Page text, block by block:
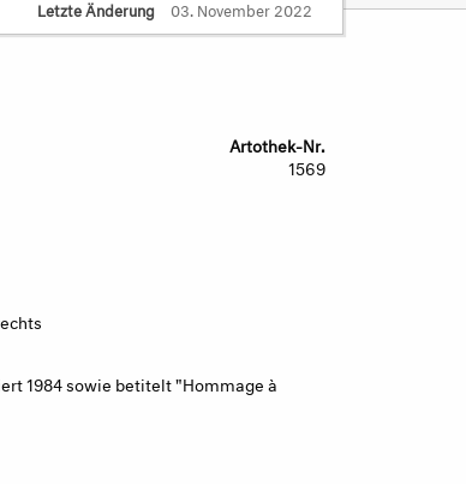
Letzte Änderung 03. November 2022
Artothek-Nr.
1569
1984 sowie betitelt "Hommage à